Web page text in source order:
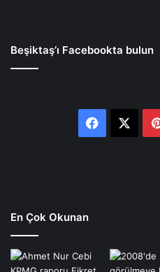
Beşiktaş’ı Facebookta bulun
Facebook
En Çok Okunan